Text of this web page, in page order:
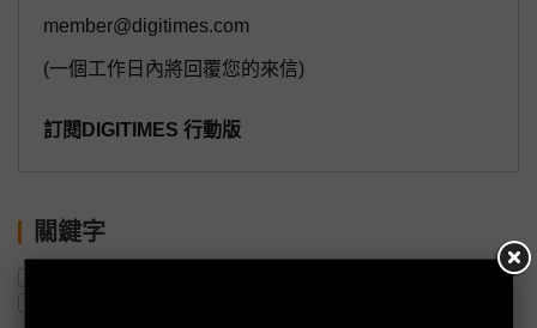
member@digitimes.com
(一個工作日內將回覆您的來信)
訂閱DIGITIMES 行動版
關鍵字